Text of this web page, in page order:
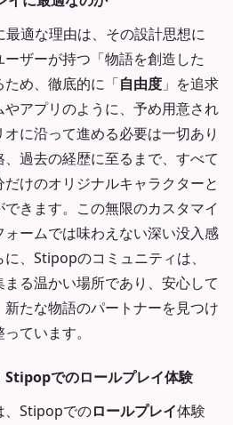
最適な理由は、その設計思想に
ザーが持つ「物語を創造した
め、徹底的に「自由度 」を追求
アプリのように、予め用意され
に沿って進める必要は一切あり
過去の経歴に至るまで、すべて
けのオリジナルキャラクターと
きます。この無限のカスタマイ
ームでは味わえない深い没入感
、Stipopのコミュニティは、
る温かい場所であり、安心して
たな物語のパートナーを見つけ
ています。
Stipopでのロールプレイ体験
、Stipopでのロールプレイ体験